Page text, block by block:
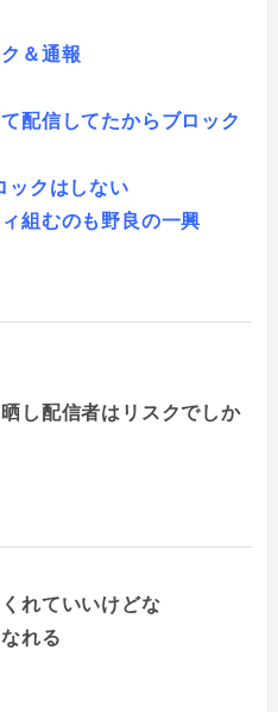
＆通報
配信してたからブロック
ックはしない
組むのも野良の一興
し配信者はリスクでしか
れていいけどな
れる